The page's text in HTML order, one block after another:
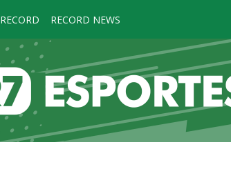
RECORD RECORD NEWS